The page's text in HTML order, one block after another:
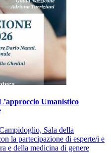
Umanistico
Sala della
la partecipazione di esperte/i e
e della medicina di genere